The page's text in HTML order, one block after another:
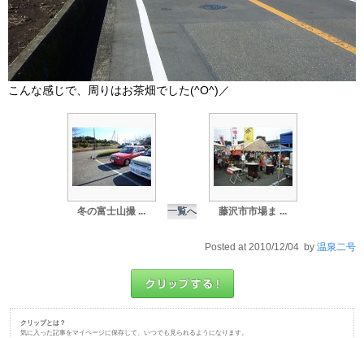
こんな感じで、周りはお茶畑でした(^O^)／
冬の富士山撮 ... 一覧へ 藤沢市市場ま ...
Posted at 2010/12/04 by 温泉二号
クリップとは？
気に入った記事をマイページに保存して、いつでも見られるようになります。